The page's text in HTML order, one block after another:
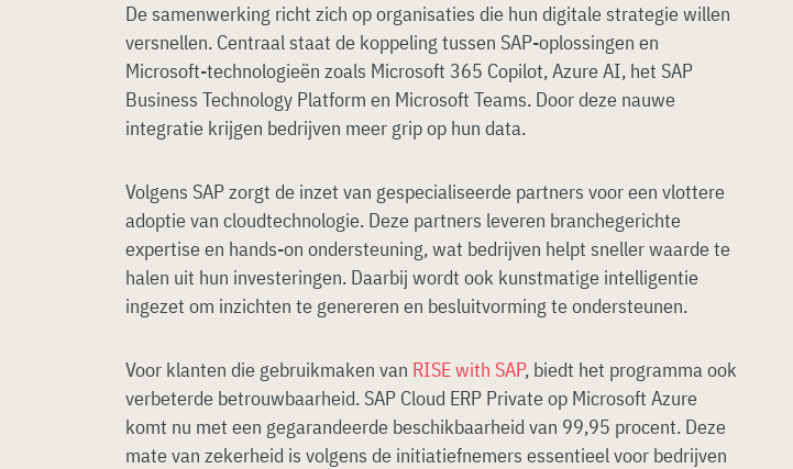
De samenwerking richt zich op organisaties die hun digitale strategie willen
versnellen. Centraal staat de koppeling tussen SAP-oplossingen en
Microsoft-technologieën zoals Microsoft 365 Copilot, Azure AI, het SAP
Business Technology Platform en Microsoft Teams. Door deze nauwe
integratie krijgen bedrijven meer grip op hun data.
Volgens SAP zorgt de inzet van gespecialiseerde partners voor een vlottere
adoptie van cloudtechnologie. Deze partners leveren branchegerichte
expertise en hands-on ondersteuning, wat bedrijven helpt sneller waarde te
halen uit hun investeringen. Daarbij wordt ook kunstmatige intelligentie
ingezet om inzichten te genereren en besluitvorming te ondersteunen.
Voor klanten die gebruikmaken van RISE with SAP, biedt het programma ook
verbeterde betrouwbaarheid. SAP Cloud ERP Private op Microsoft Azure
komt nu met een gegarandeerde beschikbaarheid van 99,95 procent. Deze
mate van zekerheid is volgens de initiatiefnemers essentieel voor bedrijven